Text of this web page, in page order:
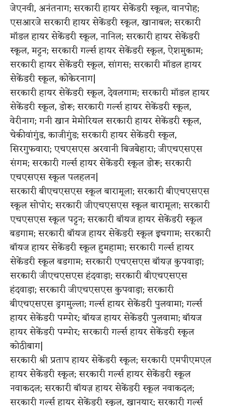
जेएनवी, अनंतनाग; सरकारी हायर सेकेंडरी स्कूल, वानपोह;
एसआरजे सरकारी हायर सेकेंडरी स्कूल, खानाबल; सरकारी
मॉडल हायर सेकेंडरी स्कूल, नानिल; सरकारी हायर सेकेंडरी
स्कूल, मट्टन; सरकारी गर्ल्स हायर सेकेंडरी स्कूल, ऐशमुकाम;
सरकारी हायर सेकेंडरी स्कूल, सांगस; सरकारी मॉडल हायर
सेकेंडरी स्कूल, कोकेरनाग|
सरकारी हायर सेकेंडरी स्कूल, देवलगाम; सरकारी मॉडल हायर
सेकेंडरी स्कूल, डोरू; सरकारी गर्ल्स हायर सेकेंडरी स्कूल,
वेरीनाग; गनी खान मेमोरियल सरकारी हायर सेकेंडरी स्कूल,
चेकीवांगुंड, काजीगुंड; सरकारी हायर सेकेंडरी स्कूल,
सिरगुफवारा; एचएसएस अरवानी बिजबेहारा; जीएचएसएस
संगम; सरकारी गर्ल्स हायर सेकेंडरी स्कूल डोरू; सरकारी
एचएसएस स्कूल पलहलन|
सरकारी बीएचएसएस स्कूल बारामूला; सरकारी बीएचएसएस
स्कूल सोपोर; सरकारी जीएचएसएस स्कूल बारामूला; सरकारी
एचएसएस स्कूल पट्टन; सरकारी बॉयज हायर सेकेंडरी स्कूल
बडगाम; सरकारी बॉयज हायर सेकेंडरी स्कूल इचगाम; सरकारी
बॉयज हायर सेकेंडरी स्कूल हुमहामा; सरकारी गर्ल्स हायर
सेकेंडरी स्कूल बडगाम; सरकारी एचएसएस बॉयज़ कुपवाड़ा;
सरकारी जीएचएसएस हंदवाड़ा; सरकारी बीएचएसएस
हंदवाड़ा; सरकारी जीएचएसएस कुपवाड़ा; सरकारी
बीएचएसएस ड्रगमुल्ला; गर्ल्स हायर सेकेंडरी पुलवामा; गर्ल्स
हायर सेकेंडरी पम्पोर; बॉयज हायर सेकेंडरी पुलवामा; बॉयज
हायर सेकेंडरी पम्पोर; सरकारी गर्ल्स हायर सेकेंडरी स्कूल
कोठीबाग|
सरकारी श्री प्रताप हायर सेकेंडरी स्कूल; सरकारी एमपीएमएल
हायर सेकेंडरी स्कूल; सरकारी गर्ल्स हायर सेकेंडरी स्कूल
नवाकदल; सरकारी बॉयज़ हायर सेकेंडरी स्कूल नवाकदल;
सरकारी गर्ल्स हायर सेकेंडरी स्कूल, खानयार; सरकारी गर्ल्स